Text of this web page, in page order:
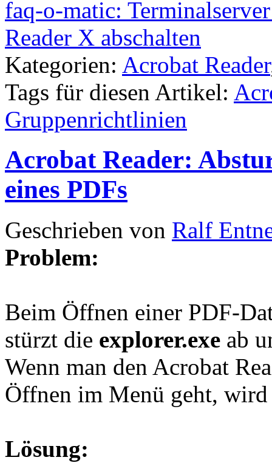
faq-o-matic:
Reader X abschalten
Kategorien: Acrobat Reader
Tags für diesen Artikel:
Gruppenrichtlinien
Acrobat Reader:
eines PDFs
Geschrieben von Ralf
Problem:
Beim Öffnen einer PDF-
stürzt die explorer.exe ab
Wenn man den Acrobat
Öffnen im Menü geht,
Lösung: